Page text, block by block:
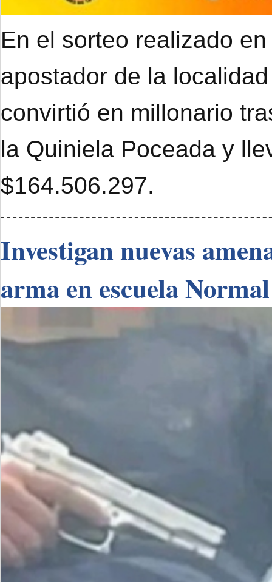
En el sorteo realizado
apostador de la
convirtió en millonario
la Quiniela Poceada y
$164.506.297.
Investigan nuevas
arma en escuela Normal